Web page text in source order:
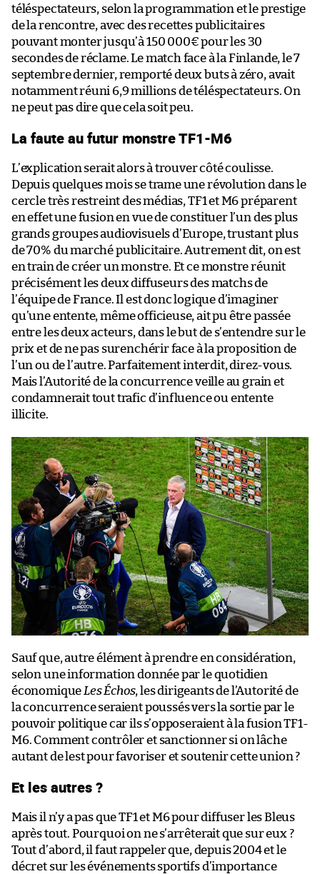
téléspectateurs, selon la programmation et le prestige
de la rencontre, avec des recettes publicitaires
pouvant monter jusqu’à 150 000€ pour les 30
secondes de réclame. Le match face à la Finlande, le 7
septembre dernier, remporté deux buts à zéro, avait
notamment réuni 6,9 millions de téléspectateurs. On
ne peut pas dire que cela soit peu.
La faute au futur monstre TF1-M6
L’explication serait alors à trouver côté coulisse.
Depuis quelques mois se trame une révolution dans le
cercle très restreint des médias, TF1 et M6 préparent
en effet une fusion en vue de constituer l’un des plus
grands groupes audiovisuels d’Europe, trustant plus
de 70% du marché publicitaire. Autrement dit, on est
en train de créer un monstre. Et ce monstre réunit
précisément les deux diffuseurs des matchs de
l’équipe de France. Il est donc logique d’imaginer
qu’une entente, même officieuse, ait pu être passée
entre les deux acteurs, dans le but de s’entendre sur le
prix et de ne pas surenchérir face à la proposition de
l’un ou de l’autre. Parfaitement interdit, direz-vous.
Mais l’Autorité de la concurrence veille au grain et
condamnerait tout trafic d’influence ou entente
illicite.
Sauf que, autre élément à prendre en considération,
selon une information donnée par le quotidien
économique Les Échos, les dirigeants de l’Autorité de
la concurrence seraient poussés vers la sortie par le
pouvoir politique car ils s’opposeraient à la fusion TF1-
M6. Comment contrôler et sanctionner si on lâche
autant de lest pour favoriser et soutenir cette union ?
Et les autres ?
Mais il n’y a pas que TF1 et M6 pour diffuser les Bleus
après tout. Pourquoi on ne s’arrêterait que sur eux ?
Tout d’abord, il faut rappeler que, depuis 2004 et le
décret sur les événements sportifs d’importance